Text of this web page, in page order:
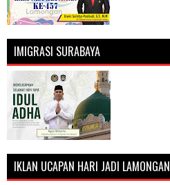
IMIGRASI SURABAYA
IKLAN UCAPAN HARI JADI LAMONGAN